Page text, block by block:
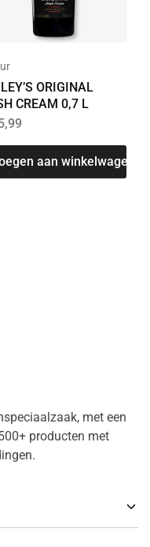
ORIGINAL
CREAM 0,7 L
aan winkelwagen
met een
producten met